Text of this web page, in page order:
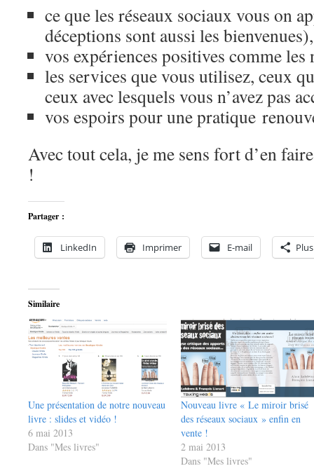
ce que les réseaux sociaux vous on
déceptions sont aussi les bienvenues),
vos expériences positives comme les
les services que vous utilisez, ceux
ceux avec lesquels vous n’avez pas
vos espoirs pour une pratique
Avec tout cela, je me sens fort d’en
!
Partager :
LinkedIn Imprimer E-mail Plus
Similaire
Une présentation de notre nouveau
livre : slides et vidéo !
6 mai 2013
Dans "Mes livres"
Nouveau livre « Le miroir brisé
des réseaux sociaux » enfin en
vente !
2 mai 2013
Dans "Mes livres"